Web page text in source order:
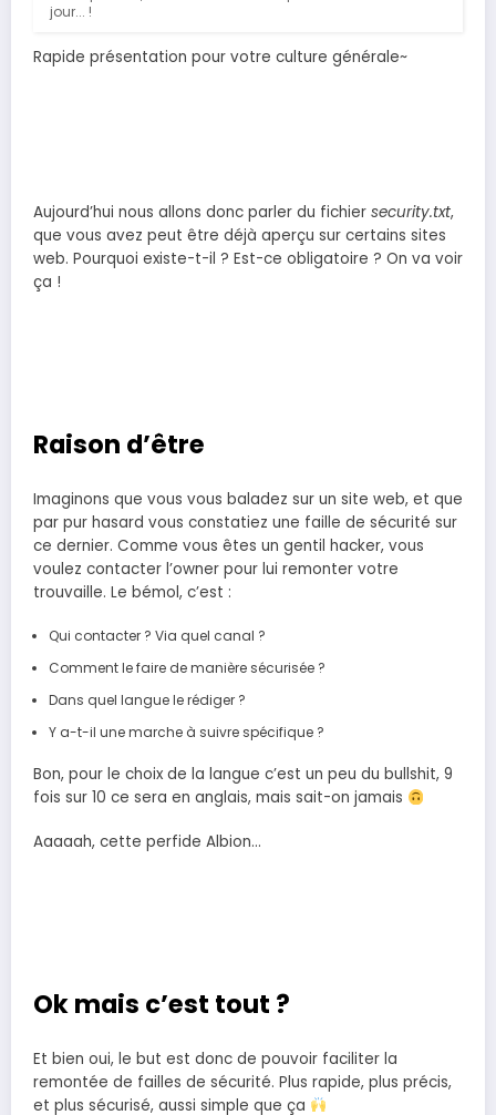
jour... !
Rapide présentation pour votre culture générale~
Aujourd’hui nous allons donc parler du fichier security.txt,
que vous avez peut être déjà aperçu sur certains sites
web. Pourquoi existe-t-il ? Est-ce obligatoire ? On va voir
ça !
Raison d’être
Imaginons que vous vous baladez sur un site web, et que
par pur hasard vous constatiez une faille de sécurité sur
ce dernier. Comme vous êtes un gentil hacker, vous
voulez contacter l’owner pour lui remonter votre
trouvaille. Le bémol, c’est :
Qui contacter ? Via quel canal ?
Comment le faire de manière sécurisée ?
Dans quel langue le rédiger ?
Y a-t-il une marche à suivre spécifique ?
Bon, pour le choix de la langue c’est un peu du bullshit, 9
fois sur 10 ce sera en anglais, mais sait-on jamais
Aaaaah, cette perfide Albion…
Ok mais c’est tout ?
Et bien oui, le but est donc de pouvoir faciliter la
remontée de failles de sécurité. Plus rapide, plus précis,
et plus sécurisé, aussi simple que ça